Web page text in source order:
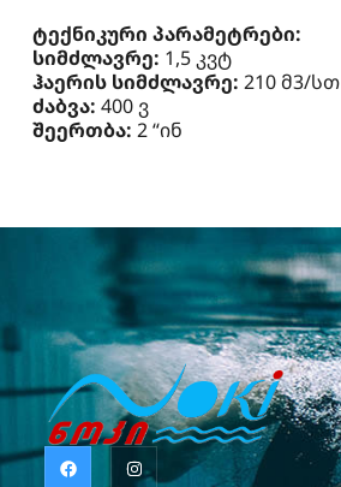
ტექნიკური პარამეტრები:
სიმძლავრე: 1,5 კვტ
ჰაერის სიმძლავრე: 210 მ3/სთ
ძაბვა: 400 ვ
შეერთბა: 2 “ინ